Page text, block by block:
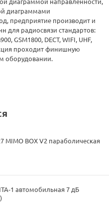
диаграммами
предприятие производит и
для радиосвязи стандартов:
GSM1800, DECT, WIFI, UHF,
проходит финишную
оборудовании.
MIMO BOX V2 параболическая
1 автомобильная 7 дБ